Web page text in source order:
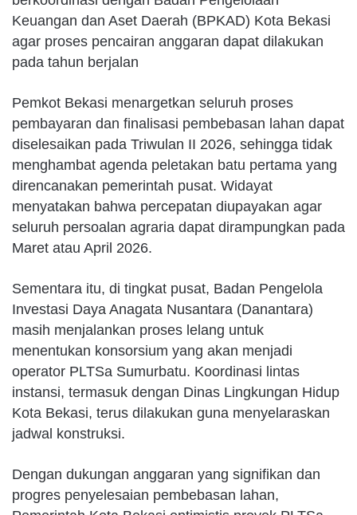
Keuangan dan Aset Daerah (BPKAD) Kota Bekasi
agar proses pencairan anggaran dapat dilakukan
pada tahun berjalan
Pemkot Bekasi menargetkan seluruh proses
pembayaran dan finalisasi pembebasan lahan dapat
diselesaikan pada Triwulan II 2026, sehingga tidak
menghambat agenda peletakan batu pertama yang
direncanakan pemerintah pusat. Widayat
menyatakan bahwa percepatan diupayakan agar
seluruh persoalan agraria dapat dirampungkan pada
Maret atau April 2026.
Sementara itu, di tingkat pusat, Badan Pengelola
Investasi Daya Anagata Nusantara (Danantara)
masih menjalankan proses lelang untuk
menentukan konsorsium yang akan menjadi
operator PLTSa Sumurbatu. Koordinasi lintas
instansi, termasuk dengan Dinas Lingkungan Hidup
Kota Bekasi, terus dilakukan guna menyelaraskan
jadwal konstruksi.
Dengan dukungan anggaran yang signifikan dan
progres penyelesaian pembebasan lahan,